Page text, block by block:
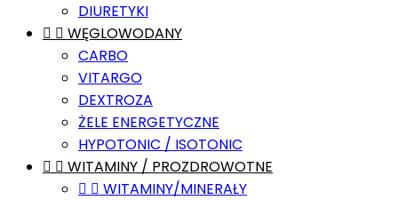
DIURETYKI
  WĘGLOWODANY
CARBO
VITARGO
DEXTROZA
ŻELE ENERGETYCZNE
HYPOTONIC / ISOTONIC
  WITAMINY / PROZDROWOTNE
  WITAMINY/MINERAŁY